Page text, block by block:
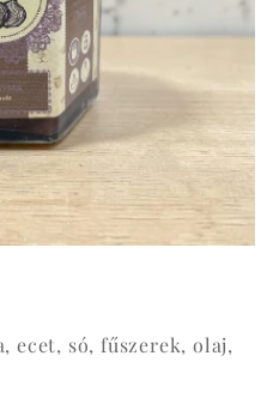
ecet, só, fűszerek, olaj,